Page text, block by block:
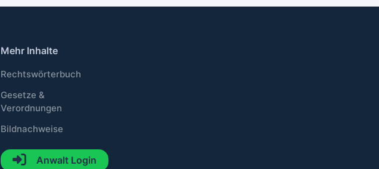
Mehr Inhalte
Rechtswörterbuch
Gesetze &
Verordnungen
Bildnachweise
Anwalt Login